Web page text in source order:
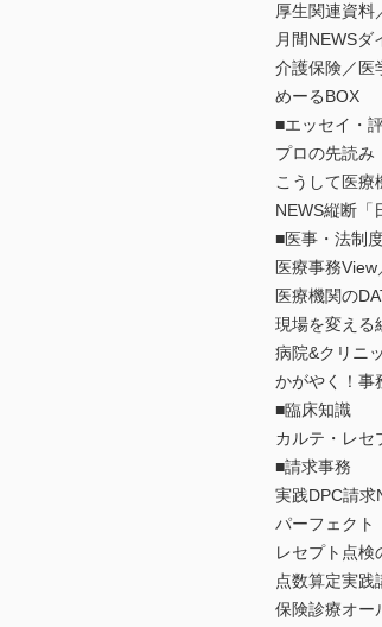
厚生関連資料
月間NEWSダ
介護保険／医
めーるBOX
■エッセイ・
プロの先読み
こうして医療
NEWS縦断「
■医事・法制
医療事務
医療機関の
現場を変える
病院&クリニ
かがやく！事
■臨床知識
カルテ・レセ
■請求事務
実践DPC請求
パーフェクト
レセプト点検
点数算定実践
保険診療オー